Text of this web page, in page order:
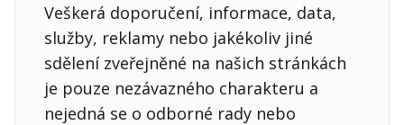
Veškerá doporučení, informace, data,
služby, reklamy nebo jakékoliv jiné
sdělení zveřejněné na našich stránkách
je pouze nezávazného charakteru a
nejedná se o odborné rady nebo